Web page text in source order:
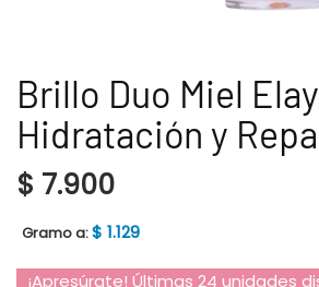
Brillo Duo Miel
Hidratación y
$ 7.900
Gramo a:$ 1.129
¡Apresúrate! Últimas 24 unidades